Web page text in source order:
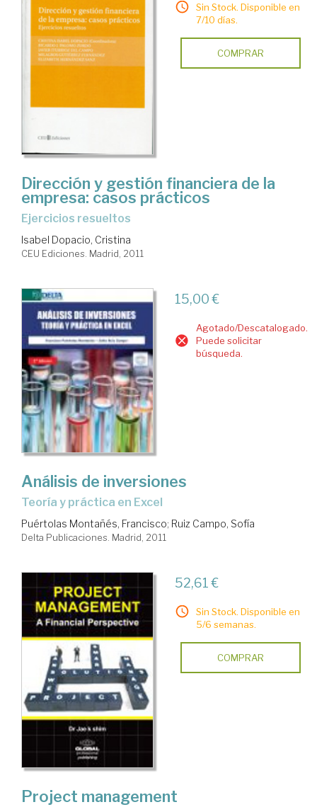
Sin Stock. Disponible en
7/10 días.
COMPRAR
Dirección y gestión financiera de la
empresa: casos prácticos
ejercicios resueltos
Isabel Dopacio, Cristina
CEU Ediciones. Madrid, 2011
15,00 €
Agotado/Descatalogado.
Puede solicitar
búsqueda.
Análisis de inversiones
teoría y práctica en Excel
Puértolas Montañés, Francisco; Ruiz Campo, Sofía
Delta Publicaciones. Madrid, 2011
52,61 €
Sin Stock. Disponible en
5/6 semanas.
COMPRAR
Project management